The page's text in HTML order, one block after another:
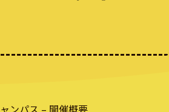
ンパス – 開催概要